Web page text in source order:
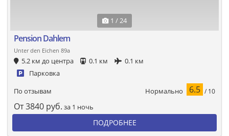
1 / 24
Pension Dahlem
Unter den Eichen 89a
5.2 км до центра 0.1 км
0.1 км
Парковка
По отзывам Нормально 6.5 / 10
От3840 руб. за 1 ночь
ПОДРОБНЕЕ